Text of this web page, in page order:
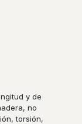
y de
no
torsión,